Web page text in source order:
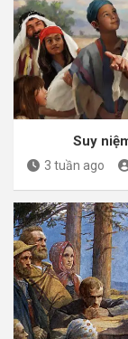
Suy
3 tuần ago